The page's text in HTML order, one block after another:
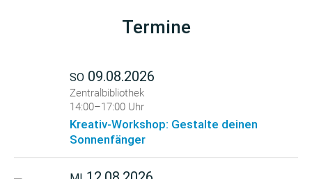
Termine
SO 09.08.2026
Zentralbibliothek
14:00–17:00 Uhr
Kreativ-Workshop: Gestalte deinen
Sonnenfänger